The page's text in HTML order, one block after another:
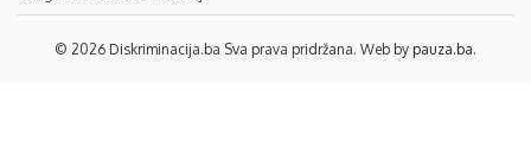
© 2026 Diskriminacija.ba Sva prava pridržana. Web by pauza.ba.